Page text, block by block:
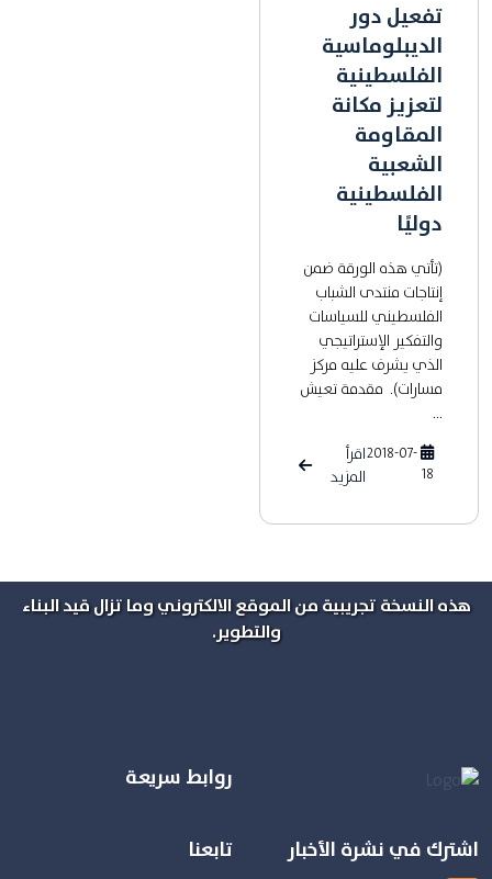
تفعيل دور
الديبلوماسية
الفلسطينية
لتعزيز مكانة
المقاومة
الشعبية
الفلسطينية
دوليًا
(تأتي هذه الورقة ضمن
إنتاجات منتدى الشباب
الفلسطيني للسياسات
والتفكير الإستراتيجي
الذي يشرف عليه مركز
مسارات). مقدمة تعيش
2018-07-
18
اقرأ
المزيد
هذه النسخة تجريبية من الموقع الالكتروني وما تزال قيد البناء
والتطوير.
روابط سريعة
اشترك في نشرة الأخبار تابعنا